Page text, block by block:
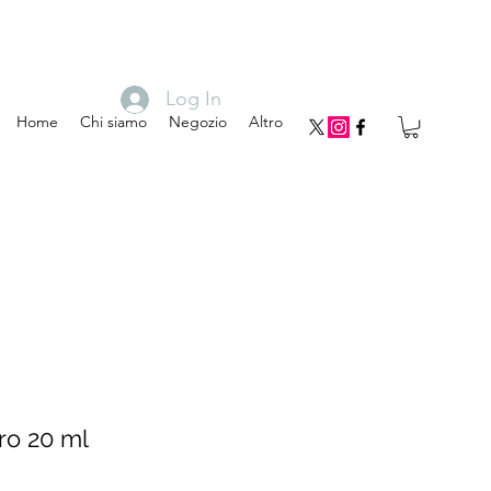
Home Chi siamo Negozio Altro
Log In
20 ml